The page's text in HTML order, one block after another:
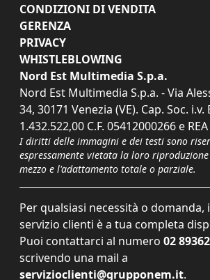
CONDIZIONI DI VENDITA
GERENZA
PRIVACY
WHISTLEBLOWING
Nord Est Multimedia S.p.a.
Nord Est Multimedia S.p.a. - Via
34, 30171 Venezia (VE). Cap. Soc. i.v.
1.432.522,00 C.F. 05412000266 e
I diritti delle immagini e dei testi sono
espressamente vietata la loro
mezzo e l'adattamento totale o parziale.
Per qualsiasi necessità o domanda,
servizio clienti è a tua completa
Puoi contattarci al numero 02
scrivendo una mail a
servizioclienti@grupponem.it.